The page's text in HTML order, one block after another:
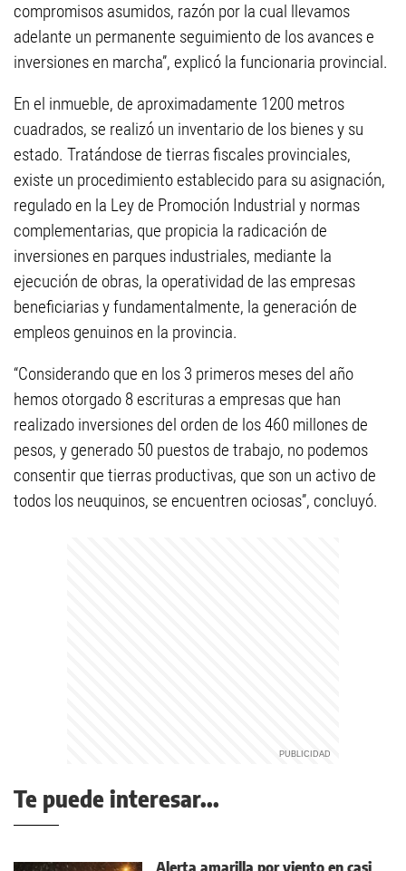
compromisos asumidos, razón por la cual llevamos
adelante un permanente seguimiento de los avances e
inversiones en marcha”, explicó la funcionaria provincial.
En el inmueble, de aproximadamente 1200 metros
cuadrados, se realizó un inventario de los bienes y su
estado. Tratándose de tierras fiscales provinciales,
existe un procedimiento establecido para su asignación,
regulado en la Ley de Promoción Industrial y normas
complementarias, que propicia la radicación de
inversiones en parques industriales, mediante la
ejecución de obras, la operatividad de las empresas
beneficiarias y fundamentalmente, la generación de
empleos genuinos en la provincia.
“Considerando que en los 3 primeros meses del año
hemos otorgado 8 escrituras a empresas que han
realizado inversiones del orden de los 460 millones de
pesos, y generado 50 puestos de trabajo, no podemos
consentir que tierras productivas, que son un activo de
todos los neuquinos, se encuentren ociosas”, concluyó.
Te puede interesar...